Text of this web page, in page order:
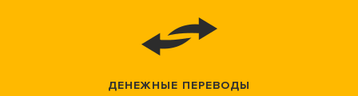
ДЕНЕЖНЫЕ ПЕРЕВОДЫ